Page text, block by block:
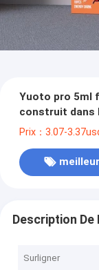
Yuoto pro 5ml
construit dans
Prix：3.07-
Description De
Surligner